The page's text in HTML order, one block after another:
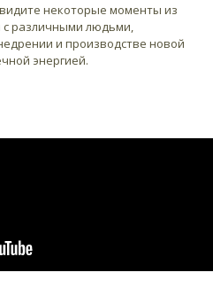
некоторые моменты из
различными людьми,
и производстве новой
энергией.